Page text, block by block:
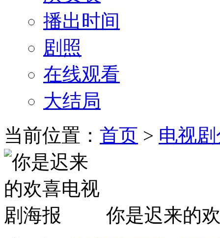
播出时间
剧照
在线观看
大结局
当前位置： 首页 > 电视
你是迟来的